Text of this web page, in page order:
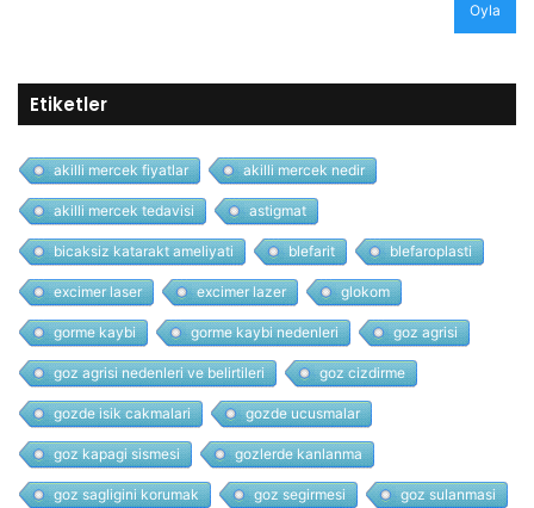
Oyla
Etiketler
akilli mercek fiyatlar akilli mercek nedir
akilli mercek tedavisi astigmat
bicaksiz katarakt ameliyati blefarit blefaroplasti
excimer laser excimer lazer glokom
gorme kaybi gorme kaybi nedenleri goz agrisi
goz agrisi nedenleri ve belirtileri goz cizdirme
gozde isik cakmalari gozde ucusmalar
goz kapagi sismesi gozlerde kanlanma
goz sagligini korumak goz segirmesi goz sulanmasi